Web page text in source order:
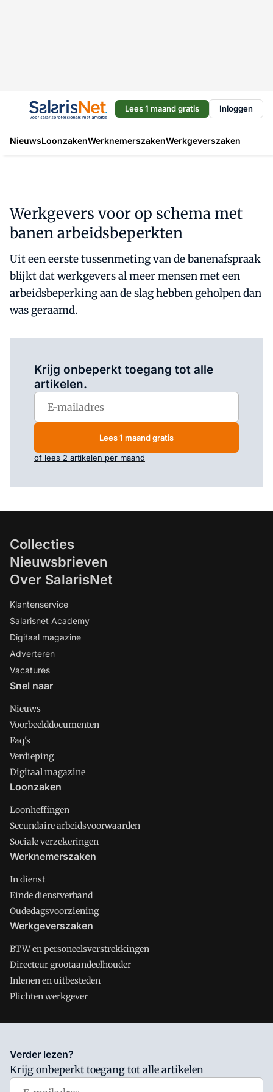
Lees 1 maand gratis Inloggen
NieuwsLoonzakenWerknemerszakenWerkgeverszaken
Werkgevers voor op schema met
banen arbeidsbeperkten
Uit een eerste tussenmeting van de banenafspraak
blijkt dat werkgevers al meer mensen met een
arbeidsbeperking aan de slag hebben geholpen dan
was geraamd.
Krijg onbeperkt toegang tot alle
artikelen.
Lees 1 maand gratis
of lees 2 artikelen per maand
Collecties
Nieuwsbrieven
Over SalarisNet
Klantenservice
Salarisnet Academy
Digitaal magazine
Adverteren
Vacatures
Snel naar
Nieuws
Voorbeelddocumenten
Faq's
Verdieping
Digitaal magazine
Loonzaken
Loonheffingen
Secundaire arbeidsvoorwaarden
Sociale verzekeringen
Werknemerszaken
In dienst
Einde dienstverband
Oudedagsvoorziening
Werkgeverszaken
BTW en personeelsverstrekkingen
Directeur grootaandeelhouder
Inlenen en uitbesteden
Plichten werkgever
Salarisnet is onderdeel van VMN media. Lees in
waar VMN media voor staat. Op gebruik van deze site zijn de
volgende regelingen van toepassing:Algemene Voorwaarden
Verder lezen?
Krijg onbeperkt toegang tot alle artikelen